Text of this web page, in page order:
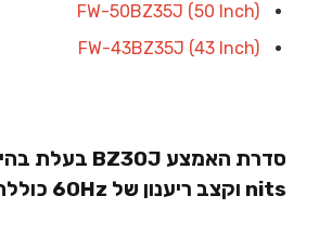
FW-50BZ35J (50 Inch)
FW-43BZ35J (43 Inch)
nits וקצב ריענון של 60Hz כוללת: